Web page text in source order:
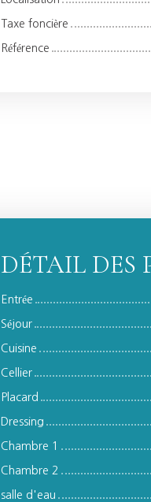
Taxe foncière
Référence
DÉTAIL DES
Entrée
Séjour
Cuisine
Cellier
Placard
Dressing
Chambre 1
Chambre 2
salle d'eau